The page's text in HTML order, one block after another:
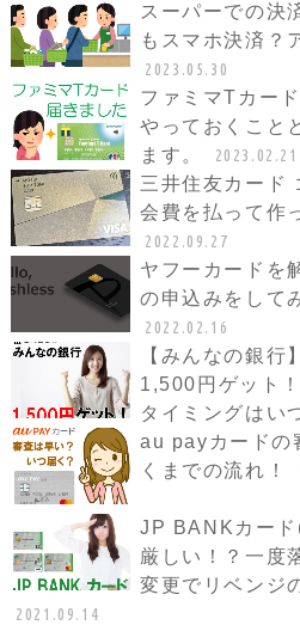
スーパーでの決
もスマホ決済？
2023.05.30
ファミマTカー
やっておくこと
ます。
2023.02.21
三井住友カード
会費を払って作
2022.09.27
ヤフーカードを
の申込みをして
2022.02.16
【みんなの銀行
1,500円ゲット
タイミングはい
au payカードの
くまでの流れ！
JP BANKカード
厳しい！？一度
変更でリベンジ
2021.09.14